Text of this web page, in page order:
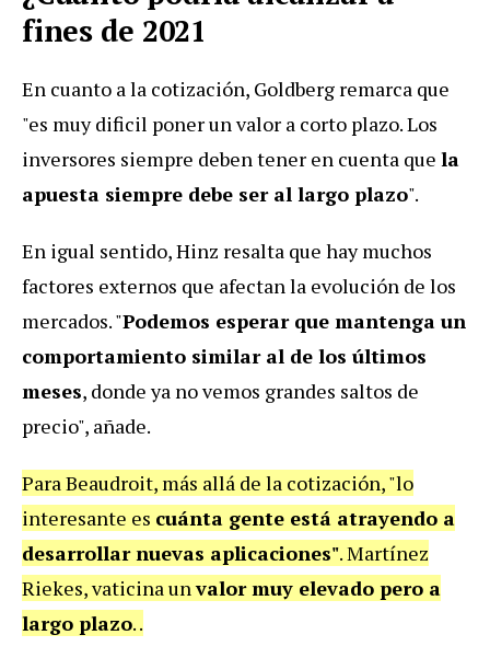
fines de 2021
En cuanto a la cotización, Goldberg remarca que
"es muy dificil poner un valor a corto plazo. Los
inversores siempre deben tener en cuenta que la
apuesta siempre debe ser al largo plazo".
En igual sentido, Hinz resalta que hay muchos
factores externos que afectan la evolución de los
mercados. "Podemos esperar que mantenga un
comportamiento similar al de los últimos
meses, donde ya no vemos grandes saltos de
precio", añade.
Para Beaudroit, más allá de la cotización, "lo
interesante es cuánta gente está atrayendo a
desarrollar nuevas aplicaciones". Martínez
Riekes, vaticina unvalor muy elevado pero a
largo plazo. .